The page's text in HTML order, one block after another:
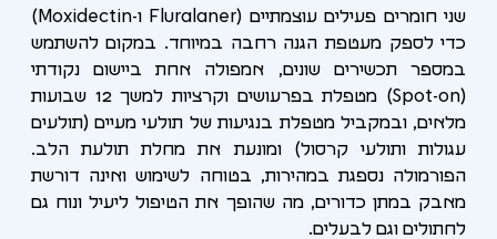
שני חומרים פעילים עוצמתיים (Fluralaner ו-Moxidectin)
כדי לספק מעטפת הגנה רחבה במיוחד. במקום להשתמש
במספר תכשירים שונים, אמפולה אחת ביישום נקודתי
(Spot-on) מטפלת בפרעושים וקרציות למשך 12 שבועות
מלאים, ובמקביל מטפלת בנגיעות של תולעי מעיים (תולעים
עגולות ותולעי קרסול) ומונעת את מחלת תולעת הלב.
הפורמולה נספגת במהירות, בטוחה לשימוש ואינה דורשת
מאבק במתן כדורים, מה שהופך את הטיפול ליעיל ונוח גם
לחתולים וגם לבעלים.